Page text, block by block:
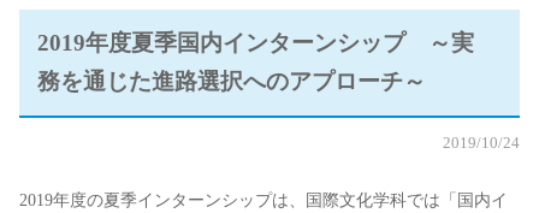
2019年度夏季国内インターンシップ ～実
務を通じた進路選択へのアプローチ～
2019/10/24
2019年度の夏季インターンシップは、国際文化学科では「国内イ